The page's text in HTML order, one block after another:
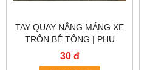
TAY QUAY NÂNG MÁNG XE
TRỘN BÊ TÔNG | PHỤ
TÙNG CÓ SẴN HÀ NỘI &
30 đ